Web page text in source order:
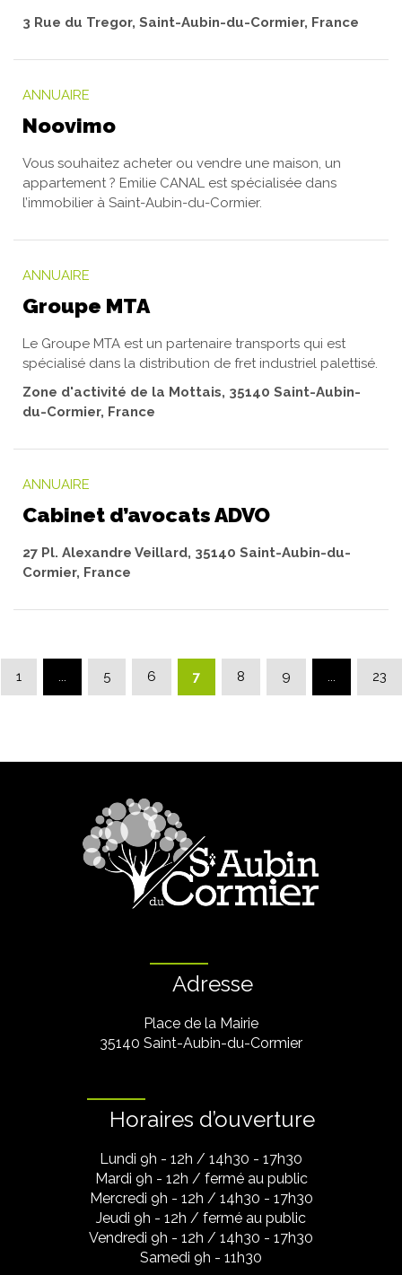
3 Rue du Tregor, Saint-Aubin-du-Cormier, France
ANNUAIRE
Noovimo
Vous souhaitez acheter ou vendre une maison, un
appartement ? Emilie CANAL est spécialisée dans
l’immobilier à Saint-Aubin-du-Cormier.
ANNUAIRE
Groupe MTA
Le Groupe MTA est un partenaire transports qui est
spécialisé dans la distribution de fret industriel palettisé.
Zone d'activité de la Mottais, 35140 Saint-Aubin-
du-Cormier, France
ANNUAIRE
Cabinet d’avocats ADVO
27 Pl. Alexandre Veillard, 35140 Saint-Aubin-du-
Cormier, France
précédente
1 ... 5 6 7 8 9 ... 23
Adresse
Place de la Mairie
35140 Saint-Aubin-du-Cormier
Horaires d’ouverture
Lundi 9h - 12h / 14h30 - 17h30
Mardi 9h - 12h / fermé au public
Mercredi 9h - 12h / 14h30 - 17h30
Jeudi 9h - 12h / fermé au public
Vendredi 9h - 12h / 14h30 - 17h30
Samedi 9h - 11h30